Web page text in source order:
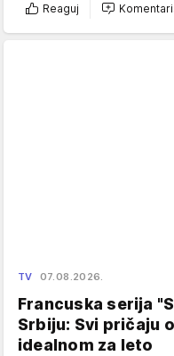
Reaguj
TV 07.08.2026.
Francuska serija
Srbiju: Svi pričaju
idealnom za leto